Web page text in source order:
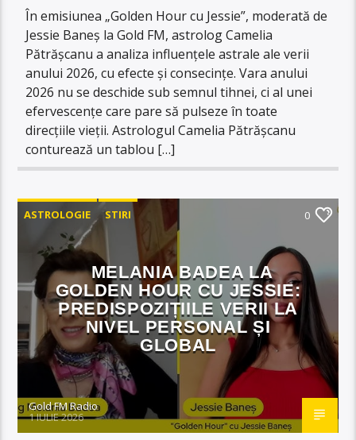
În emisiunea „Golden Hour cu Jessie”, moderată de
Jessie Baneș la Gold FM, astrolog Camelia
Pătrășcanu a analiza influențele astrale ale verii
anului 2026, cu efecte și consecințe. Vara anului
2026 nu se deschide sub semnul tihnei, ci al unei
efervescențe care pare să pulseze în toate
direcțiile vieții. Astrologul Camelia Pătrășcanu
conturează un tablou […]
ASTROLOGIE STIRI 0
MELANIA BADEA LA
GOLDEN HOUR CU JESSIE:
PREDISPOZIȚIILE VERII LA
NIVEL PERSONAL ȘI
GLOBAL
Gold FM Radio
1 IULIE 2026